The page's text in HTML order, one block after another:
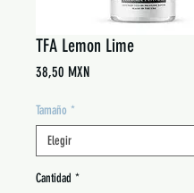
TFA Lemon Lime
38,50 MXNPrecio
Tamaño *
Cantidad *